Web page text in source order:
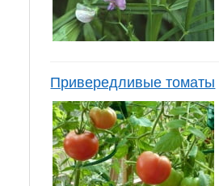
Привередливые томаты